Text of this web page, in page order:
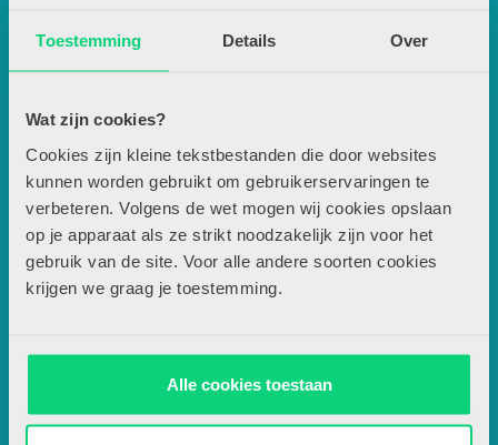
Toestemming Details Over
Wat zijn cookies?
Cookies zijn kleine tekstbestanden die door websites
kunnen worden gebruikt om gebruikerservaringen te
verbeteren. Volgens de wet mogen wij cookies opslaan
op je apparaat als ze strikt noodzakelijk zijn voor het
gebruik van de site. Voor alle andere soorten cookies
krijgen we graag je toestemming.
Alle cookies toestaan
Contactgegevens
Uitgeverij Zwijsen
T.a.v. redactie JSW
013-5838800
contact@jsw.nl